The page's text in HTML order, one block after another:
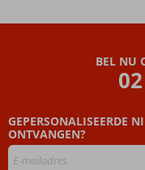
BEL NU
GEPERSONALISEERDE
ONTVANGEN?